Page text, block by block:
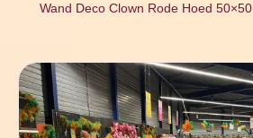
Wand Deco Clown Rode Hoed 50×50